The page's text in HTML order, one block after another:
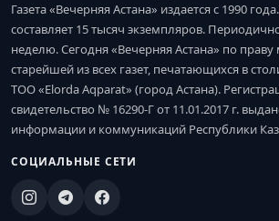
Газета «Вечерняя Астана» издается с 1990
составляет 15 тысяч экземпляров.
неделю. Сегодня «Вечерняя Астана» по
старейшей из всех газет, печатающихся в
ТОО «Elorda Aqparat» (город Астана).
свидетельство № 16290-Г от 11.01.2017 г.
информации и коммуникаций Республики
СОЦИАЛЬНЫЕ СЕТИ